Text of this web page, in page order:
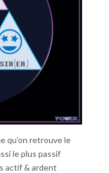
qu’on retrouve le
le plus passif
actif & ardent